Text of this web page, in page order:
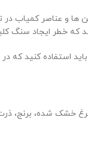
ها و عناصر
استفاده کنید